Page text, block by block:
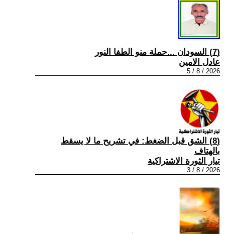
(7) السودان ...حملة منو الطفا النور
عادل الامين
2026 / 8 / 5
(8) الشق قبل الضغط: في تشريح ما لا يسقط
بالهتاف
تيار الثورة الاشتراكية
2026 / 8 / 3